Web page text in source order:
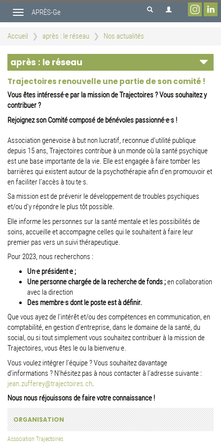
contenu
Toggle
navigation
APRÈS-Ge
Accueil après : le réseau Nos actualités
après : le réseau
Trajectoires renouvelle une partie de son comité !
Vous êtes intéressé·e par la mission de Trajectoires ? Vous souhaitez y
contribuer ?
Rejoignez son Comité composé de bénévoles passionné·e·s !
Association genevoise à but non lucratif, reconnue d’utilité publique
depuis 15 ans, Trajectoires contribue à un monde où la santé psychique
est une base importante de la vie. Elle est engagée à faire tomber les
barrières qui existent autour de la psychothérapie afin d’en promouvoir et
en faciliter l’accès à tou·te·s.
Sa mission est de prévenir le développement de troubles psychiques
et/ou d’y répondre le plus tôt possible.
Elle informe les personnes sur la santé mentale et les possibilités de
soins, accueille et accompagne celles qui le souhaitent à faire leur
premier pas vers un suivi thérapeutique.
Pour 2023, nous recherchons :
Un·e président·e ;
Une personne chargée de la recherche de fonds ;en collaboration
avec la direction
Des membre·sdont le poste est à définir.
Que vous ayez de l’intérêt et/ou des compétences en communication, en
comptabilité, en gestion d’entreprise, dans le domaine de la santé, du
social, ou si tout simplement vous souhaitez contribuer à la mission de
Trajectoires, vous êtes le ou la bienvenu·e.
Vous voulez intégrer l’équipe ? Vous souhaitez davantage
d’informations ? N’hésitez pas à nous contacter à l’adresse suivante :
jean.zufferey@trajectoires.ch.
Nous nous réjouissons de faire votre connaissance !
ORGANISATION
Association Trajectoires